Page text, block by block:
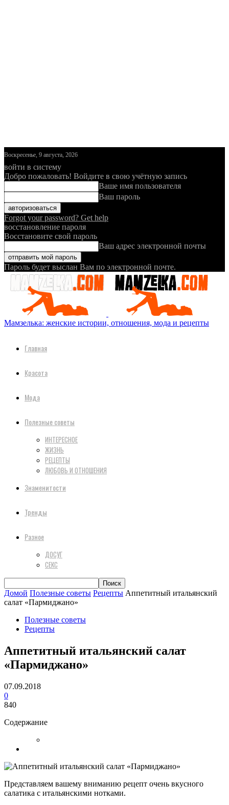
Воскресенье, 9 августа, 2026
войти в систему
Добро пожаловать! Войдите в свою учётную запись
Ваше имя пользователя
Ваш пароль
Forgot your password? Get help
восстановление пароля
Восстановите свой пароль
Ваш адрес электронной почты
Пароль будет выслан Вам по электронной почте.
Мамзелька: женские истории, отношения, мода и рецепты
Главная
Красота
Мода
Полезные советы
ИНТЕРЕСНОЕ
ЖИЗНЬ
РЕЦЕПТЫ
ЛЮБОВЬ И ОТНОШЕНИЯ
Знаменитости
Тренды
Разное
ДОСУГ
СЕКС
Домой Полезные советы Рецепты Аппетитный итальянский
салат «Пармиджано»
Полезные советы
Рецепты
Аппетитный итальянский салат
«Пармиджано»
07.09.2018
0
840
Содержание
Представляем вашему вниманию рецепт очень вкусного
салатика с итальянскими нотками.